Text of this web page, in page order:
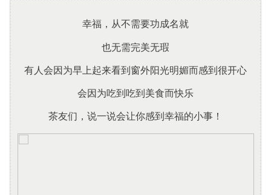
幸福，从不需要功成名就
也无需完美无瑕
有人会因为早上起来看到窗外阳光明媚而感到很开心
会因为吃到吃到美食而快乐
茶友们，说一说会让你感到幸福的小事！